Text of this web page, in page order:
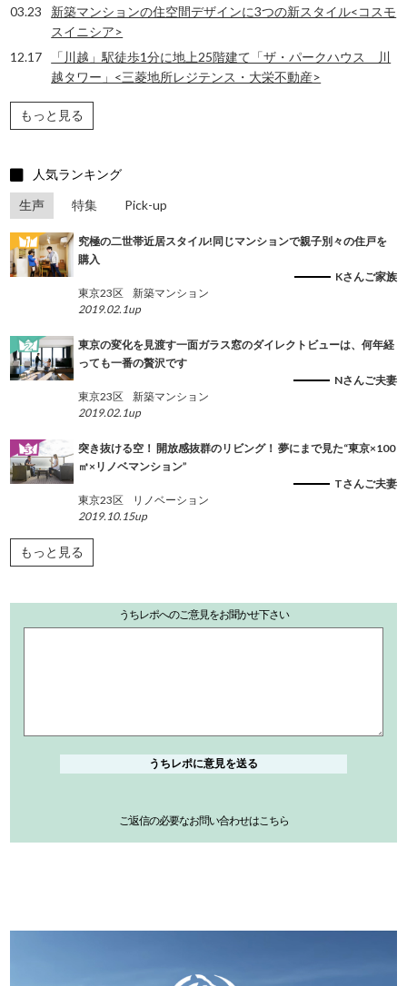
03.23
新築マンションの住空間デザインに3つの新スタイル<コスモ
スイニシア>
12.17
「川越」駅徒歩1分に地上25階建て「ザ・パークハウス 川
越タワー」<三菱地所レジテンス・大栄不動産>
もっと見る
人気ランキング
生声
特集 Pick-up
究極の二世帯近居スタイル!同じマンションで親子別々の住戸を
購入
Kさんご家族
東京23区
新築マンション
2019.02.1up
東京の変化を見渡す一面ガラス窓のダイレクトビューは、何年経
っても一番の贅沢です
Nさんご夫妻
東京23区
新築マンション
2019.02.1up
突き抜ける空！ 開放感抜群のリビング！ 夢にまで見た“東京×100
㎡×リノベマンション”
Tさんご夫妻
東京23区
リノベーション
2019.10.15up
もっと見る
うちレポへのご意見をお聞かせ下さい
ご返信の必要なお問い合わせはこちら